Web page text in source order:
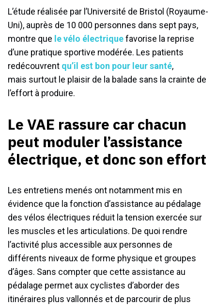
L’étude réalisée par l’Université de Bristol (Royaume-
Uni), auprès de 10 000 personnes dans sept pays,
montre que le vélo électriquefavorise la reprise
d’une pratique sportive modérée. Les patients
redécouvrent qu’il est bon pour leur santé,
mais surtout le plaisir de la balade sans la crainte de
l’effort à produire.
Le VAE rassure car chacun
peut moduler l’assistance
électrique, et donc son effort
Les entretiens menés ont notamment mis en
évidence que la fonction d’assistance au pédalage
des vélos électriques réduit la tension exercée sur
les muscles et les articulations. De quoi rendre
l’activité plus accessible aux personnes de
différents niveaux de forme physique et groupes
d’âges. Sans compter que cette assistance au
pédalage permet aux cyclistes d’aborder des
itinéraires plus vallonnés et de parcourir de plus